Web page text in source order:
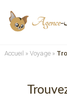
Accueil » Voyage»